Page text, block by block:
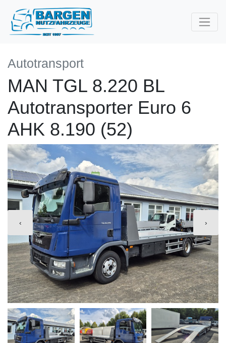
Autotransport
MAN TGL 8.220 BL
Autotransporter Euro 6
AHK 8.190 (52)
‹ ›